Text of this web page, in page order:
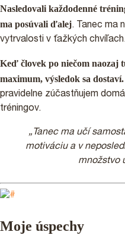
Nasledovali každodenné
ma posúvali ďalej. Tanec ma
vytrvalosti v ťažkých
Keď človek po niečom naozaj
maximum, výsledok sa dostaví.
pravidelne zúčastňujem
tréningov.
„Tanec ma učí
motiváciu a v
množstvo
Moje úspechy